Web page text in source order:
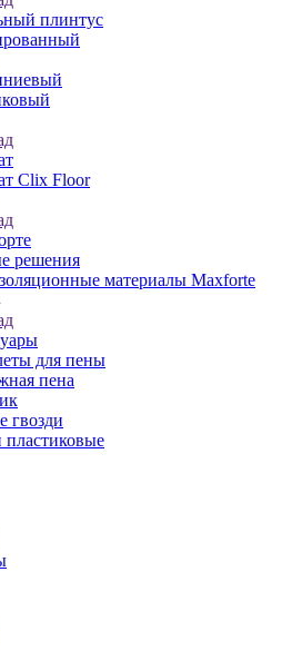
плинтус
Clix Floor
решения
материалы Maxforte
для пены
пена
гвозди
пластиковые